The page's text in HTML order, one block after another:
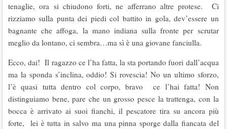
tenaglie, ora si chiudono forti, ne afferrano altre protese. Ci
rizziamo sulla punta dei piedi col battito in gola, dev’essere un
bagnante che affoga, la mano indiana sulla fronte per scrutar
meglio da lontano, ci sembra…ma sì è una giovane fanciulla.
Ecco, dai! Il ragazzo ce l’ha fatta, la sta portando fuori dall’acqua
ma la sponda s’inclina, oddio! Si rovescia! No un ultimo sforzo,
l’è quasi tutta dentro col corpo, bravo ce l’hai fatta! Non
distinguiamo bene, pare che un grosso pesce la trattenga, con la
bocca è arrivato ai suoi fianchi, il pescatore tira su ancora più
forte, lei è tutta in salvo ma una pinna sporge dalla fiancata del